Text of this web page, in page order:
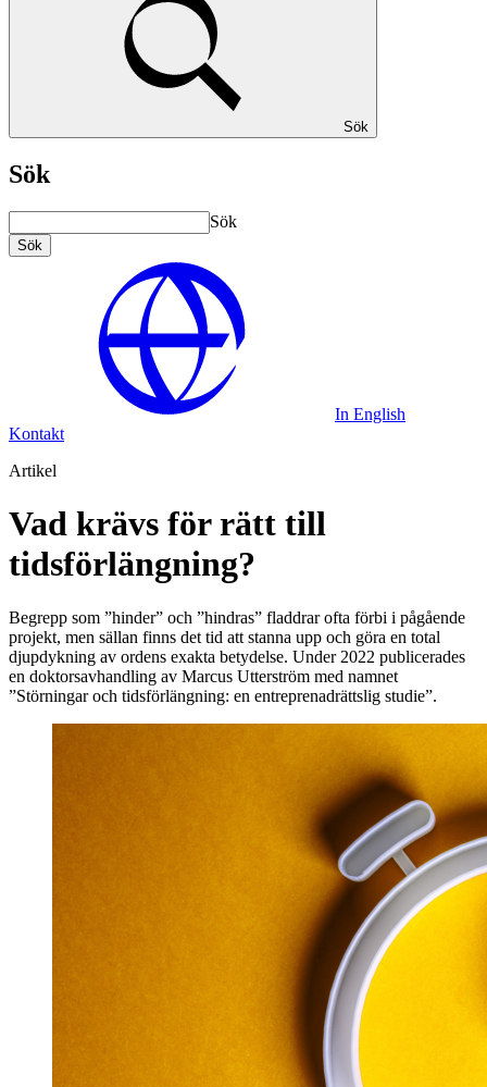
Sök
Sök
Sök
Sök
In English
Kontakt
Artikel
Vad krävs för rätt till
tidsförlängning?
Begrepp som ”hinder” och ”hindras” fladdrar ofta förbi i pågående
projekt, men sällan finns det tid att stanna upp och göra en total
djupdykning av ordens exakta betydelse. Under 2022 publicerades
en doktorsavhandling av Marcus Utterström med namnet
”Störningar och tidsförlängning: en entreprenadrättslig studie”.